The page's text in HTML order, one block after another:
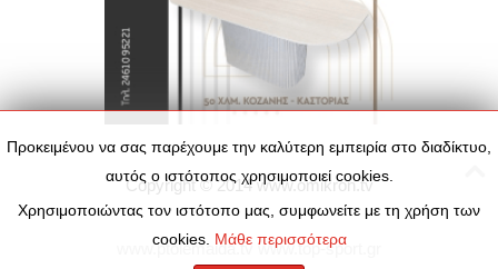
Προκειμένου να σας παρέχουμε την καλύτερη εμπειρία στο διαδίκτυο,
αυτός ο ιστότοπος χρησιμοποιεί cookies.
Χρησιμοποιώντας τον ιστότοπο μας, συμφωνείτε με τη χρήση των
cookies. Μάθε περισσότερα
Copyright © 2014www.omikron.tv
www.ptolemaida.tv www.top-sport.gr